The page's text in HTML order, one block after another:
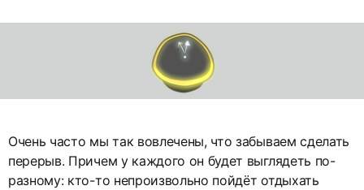
Очень часто мы так вовлечены, что забываем сделать
перерыв. Причем у каждого он будет выглядеть по-
разному: кто-то непроизвольно пойдёт отдыхать